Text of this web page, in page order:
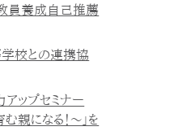
員養成自己推薦
校との連携協
ップセミナー
親になる！～」を